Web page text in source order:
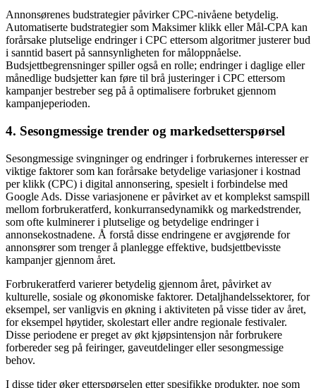
Annonsørenes budstrategier påvirker CPC-nivåene betydelig.
Automatiserte budstrategier som Maksimer klikk eller Mål-CPA kan
forårsake plutselige endringer i CPC ettersom algoritmer justerer bud
i sanntid basert på sannsynligheten for måloppnåelse.
Budsjettbegrensninger spiller også en rolle; endringer i daglige eller
månedlige budsjetter kan føre til brå justeringer i CPC ettersom
kampanjer bestreber seg på å optimalisere forbruket gjennom
kampanjeperioden.
4. Sesongmessige trender og markedsetterspørsel
Sesongmessige svingninger og endringer i forbrukernes interesser er
viktige faktorer som kan forårsake betydelige variasjoner i kostnad
per klikk (CPC) i digital annonsering, spesielt i forbindelse med
Google Ads. Disse variasjonene er påvirket av et komplekst samspill
mellom forbrukeratferd, konkurransedynamikk og markedstrender,
som ofte kulminerer i plutselige og betydelige endringer i
annonsekostnadene. Å forstå disse endringene er avgjørende for
annonsører som trenger å planlegge effektive, budsjettbevisste
kampanjer gjennom året.
Forbrukeratferd varierer betydelig gjennom året, påvirket av
kulturelle, sosiale og økonomiske faktorer. Detaljhandelssektorer, for
eksempel, ser vanligvis en økning i aktiviteten på visse tider av året,
for eksempel høytider, skolestart eller andre regionale festivaler.
Disse periodene er preget av økt kjøpsintensjon når forbrukere
forbereder seg på feiringer, gaveutdelinger eller sesongmessige
behov.
I disse tider øker etterspørselen etter spesifikke produkter, noe som